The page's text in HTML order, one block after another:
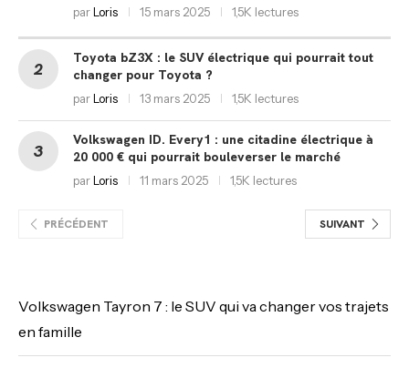
parLoris 15 mars 2025 1,5K lectures
Toyota bZ3X : le SUV électrique qui pourrait tout
changer pour Toyota ?
parLoris 13 mars 2025 1,5K lectures
Volkswagen ID. Every1 : une citadine électrique à
20 000 € qui pourrait bouleverser le marché
parLoris 11 mars 2025 1,5K lectures
PRÉCÉDENT SUIVANT
Volkswagen Tayron 7 : le SUV qui va changer vos trajets
en famille